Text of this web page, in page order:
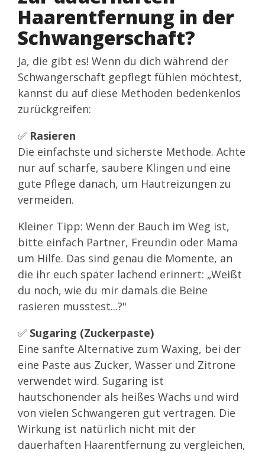
Haarentfernung in der
Schwangerschaft?
Ja, die gibt es! Wenn du dich während der
Schwangerschaft gepflegt fühlen möchtest,
kannst du auf diese Methoden bedenkenlos
zurückgreifen:
✅ Rasieren
Die einfachste und sicherste Methode. Achte
nur auf scharfe, saubere Klingen und eine
gute Pflege danach, um Hautreizungen zu
vermeiden.
Kleiner Tipp: Wenn der Bauch im Weg ist,
bitte einfach Partner, Freundin oder Mama
um Hilfe. Das sind genau die Momente, an
die ihr euch später lachend erinnert: „Weißt
du noch, wie du mir damals die Beine
rasieren musstest...?"
✅ Sugaring (Zuckerpaste)
Eine sanfte Alternative zum Waxing, bei der
eine Paste aus Zucker, Wasser und Zitrone
verwendet wird. Sugaring ist
hautschonender als heißes Wachs und wird
von vielen Schwangeren gut vertragen. Die
Wirkung ist natürlich nicht mit der
dauerhaften Haarentfernung zu vergleichen,